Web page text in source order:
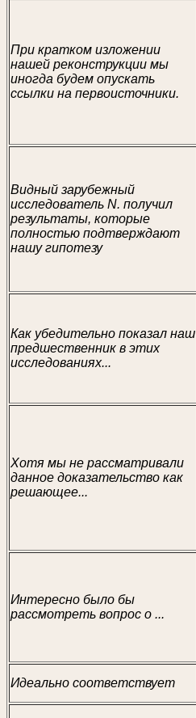
При кратком изложении
нашей реконструкции мы
иногда будем опускать
ссылки на первоисточники.
Видный зарубежный
исследователь N. получил
результаты, которые
полностью подтверждают
нашу гипотезу
Как убедительно показал наш
предшественник в этих
исследованиях...
Хотя мы не рассматривали
данное доказательство как
решающее...
Интересно было бы
рассмотреть вопрос о ...
Идеально соответствует